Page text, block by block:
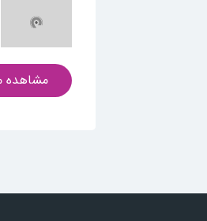
مشاهده